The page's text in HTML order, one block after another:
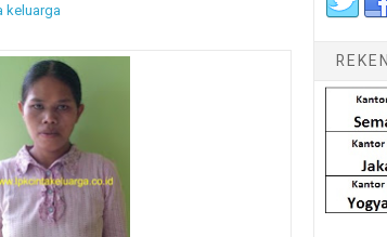
keluarga